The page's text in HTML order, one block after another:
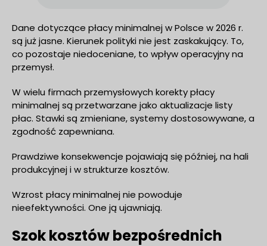
Dane dotyczące płacy minimalnej w Polsce w 2026 r.
są już jasne. Kierunek polityki nie jest zaskakujący. To,
co pozostaje niedoceniane, to wpływ operacyjny na
przemysł.
W wielu firmach przemysłowych korekty płacy
minimalnej są przetwarzane jako aktualizacje listy
płac. Stawki są zmieniane, systemy dostosowywane, a
zgodność zapewniana.
Prawdziwe konsekwencje pojawiają się później, na hali
produkcyjnej i w strukturze kosztów.
Wzrost płacy minimalnej nie powoduje
nieefektywności. One ją ujawniają.
Szok kosztów bezpośrednich